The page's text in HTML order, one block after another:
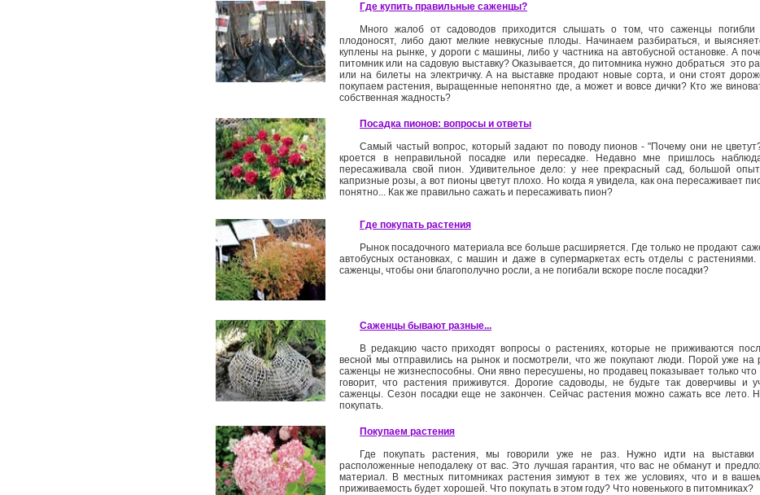
Где купить правильные саженцы?
Много жалоб от садоводов приходится слышать о том, что саженцы
плодоносят, либо дают мелкие невкусные плоды. Начинаем разбираться, и
куплены на рынке, у дороги с машины, либо у частника на автобусной остановке. А
питомник или на садовую выставку? Оказывается, до питомника нужно добраться ­ это
или на билеты на электричку. А на выставке продают новые сорта, и они стоят
покупаем растения, выращенные непонятно где, а может и вовсе дички? Кто же
собственная жадность? ­
Посадка пионов: вопросы и ответы
Самый частый вопрос, который задают по поводу пионов -­ "Почему они не
кроется в неправильной посадке или пересадке. Недавно мне пришлось
пересаживала свой пион. Удивительное дело: у нее прекрасный сад, большой
капризные розы, а вот пионы цветут плохо. Но когда я увидела, как она пересаживает
понятно... Как же правильно сажать и пересаживать пион?
Где покупать растения
Рынок посадочного материала все больше расширяется. Где только не продают
автобусных остановках, с машин и даже в супермаркетах есть отделы с растениями.
саженцы, чтобы они благополучно росли, а не погибали вскоре после посадки?
Саженцы бывают разные...
В редакцию часто приходят вопросы о растениях, которые не приживаются
весной мы отправились на рынок и посмотрели, что же покупают люди. Порой уже на
саженцы не жизнеспособны. Они явно пересушены, но продавец показывает только что
говорит, что растения приживутся. Дорогие садоводы, не будьте так доверчивы и
саженцы. Сезон посадки еще не закончен. Сейчас растения можно сажать все лето.
покупать.
Покупаем растения
Где покупать растения, мы говорили уже не раз. Нужно идти на
расположенные неподалеку от вас. Это лучшая гарантия, что вас не обманут и
материал. В местных питомниках растения зимуют в тех же условиях, что и в
приживаемость будет хорошей. Что покупать в этом году? Что новенького в питомниках?